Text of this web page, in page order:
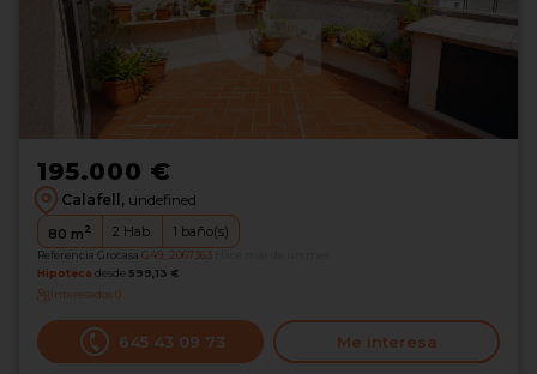
195.000 €
Calafell, undefined
80 m2 2 Hab. 1 baño(s)
Referencia Grocasa G49_2067363
Hipoteca desde 599,13 €
Interesados0
645 43 09 73 Me interesa